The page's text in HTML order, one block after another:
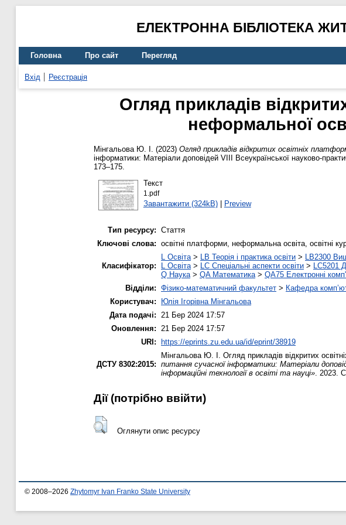
ЕЛЕКТРОННА БІБЛІОТЕКА
Головна Про сайт Перегляд
Вхід Реєстрація
Огляд прикладів
неформальної
Мінгальова Ю. І. (2023) Огляд прикладів відкритих освітніх
інформатики: Матеріали доповідей VІІІ Всеукраїнської науково-
173–175.
Текст
1.pdf
Завантажити (324kB)| Preview
Тип ресурсу: Стаття
Ключові слова: освітні платформи, неформальна освіта, освітні
Класифікатор:
L Освіта> LB Теорія і практика освіти > LB2300
L Освіта> LC Спеціальні аспекти освіти > LC5201
Q Наука> QA Математика> QA75 Електронні
Відділи: Фізико-математичний факультет > Кафедра
Користувач:
Юлія Ігорівна Мінгальова
Дата подачі: 21 Бер 2024 17:57
Оновлення: 21 Бер 2024 17:57
URI:
https://eprints.zu.edu.ua/id/eprint/38919
ДСТУ 8302:2015:
Мінгальова Ю. І. Огляд прикладів відкритих
питання сучасної інформатики: Матеріали
інформаційні технології в освіті та науці». 2023.
Дії ​​(потрібно ввійти)
Оглянути опис ресурсу
© 2008–2026 Zhytomyr Ivan Franko State University